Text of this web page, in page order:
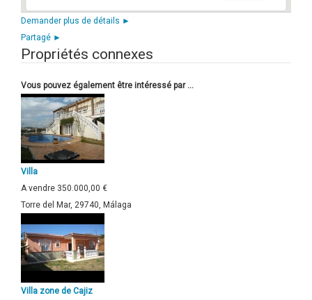
Demander plus de détails ►
Partagé ►
Propriétés connexes
Vous pouvez également être intéressé par ...
Villa
A vendre 350.000,00 €
Torre del Mar, 29740, Málaga
Villa zone de Cajiz